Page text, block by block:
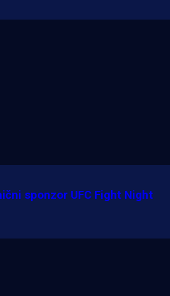
sponzor UFC Fight Night